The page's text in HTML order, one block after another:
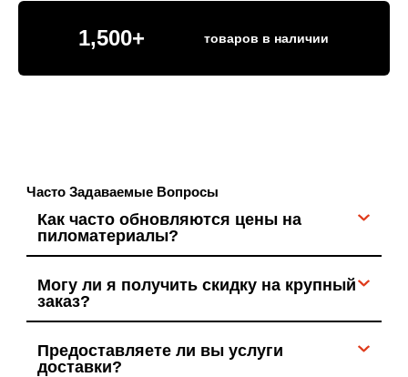
1,500+ товаров в наличии
Часто Задаваемые Вопросы
Как часто обновляются цены на
пиломатериалы?
Могу ли я получить скидку на крупный
заказ?
Предоставляете ли вы услуги
доставки?